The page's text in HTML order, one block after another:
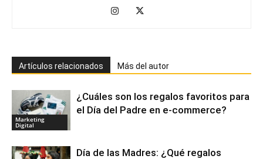
Artículos relacionados Más del autor
Marketing
Digital
¿Cuáles son los regalos favoritos para
el Día del Padre en e-commerce?
Día de las Madres: ¿Qué regalos